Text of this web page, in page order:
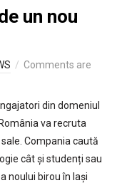
un nou
Comments are
din domeniul
va recruta
Compania caută
cât și studenți sau
noului birou în Iași